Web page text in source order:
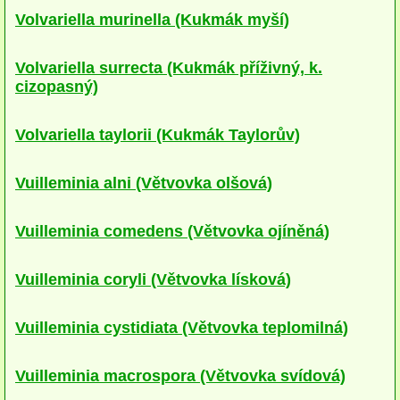
Houby (Fotogalerie)
Apothecia
na dřevě
fungikolní
šišky, plody, květy
muscikolni
Volvariella murinella (Kukmák myší)
Volvariella surrecta (Kukmák příživný, k.
cizopasný)
Volvariella taylorii (Kukmák Taylorův)
Vuilleminia alni (Větvovka olšová)
Vuilleminia comedens (Větvovka ojíněná)
Vuilleminia coryli (Větvovka lísková)
Vuilleminia cystidiata (Větvovka teplomilná)
Vuilleminia macrospora (Větvovka svídová)